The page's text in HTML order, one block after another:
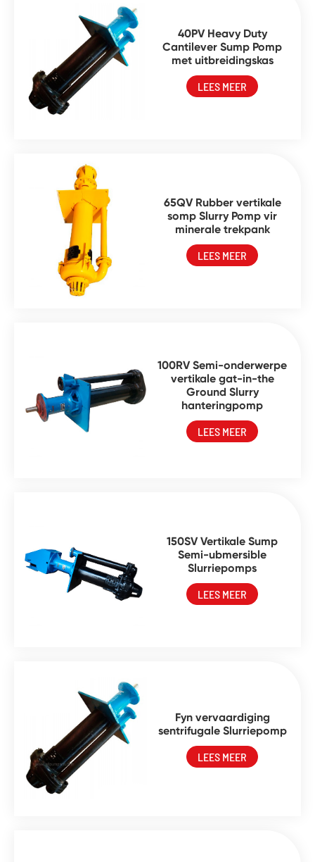
40PV Heavy Duty
Cantilever Sump Pomp
met uitbreidingskas
LEES MEER
65QV Rubber vertikale
somp Slurry Pomp vir
minerale trekpank
LEES MEER
100RV Semi-onderwerpe
vertikale gat-in-the
Ground Slurry
hanteringpomp
LEES MEER
150SV Vertikale Sump
Semi-ubmersible
Slurriepomps
LEES MEER
Fyn vervaardiging
sentrifugale Slurriepomp
LEES MEER